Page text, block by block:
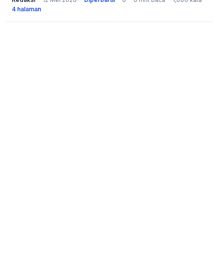
4 halaman